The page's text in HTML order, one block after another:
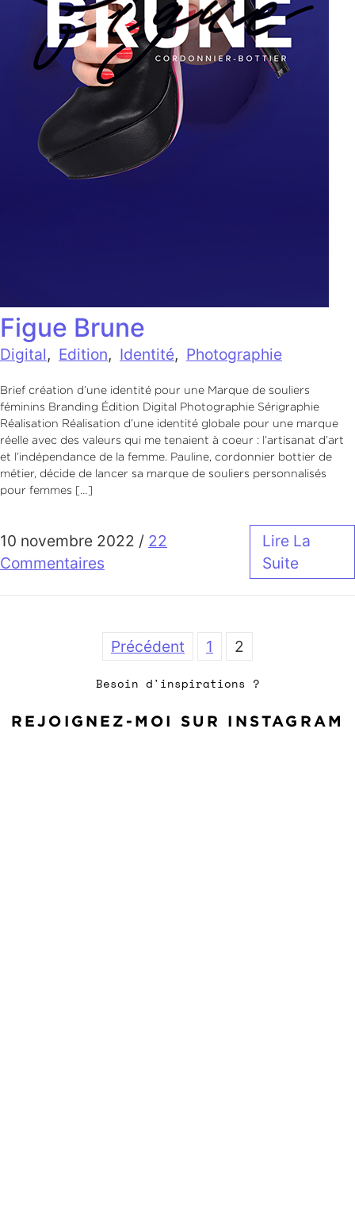
Figue Brune
Digital, Edition, Identité, Photographie
Brief création d’une identité pour une Marque de souliers
féminins Branding Édition Digital Photographie Sérigraphie
Réalisation Réalisation d’une identité globale pour une marque
réelle avec des valeurs qui me tenaient à coeur : l’artisanat d’art
et l’indépendance de la femme. Pauline, cordonnier bottier de
métier, décide de lancer sa marque de souliers personnalisés
pour femmes […]
10 novembre 2022 / 22
Commentaires
Lire La
Suite
Précédent 1 2
Besoin d'inspirations ?
REJOIGNEZ-MOI SUR INSTAGRAM